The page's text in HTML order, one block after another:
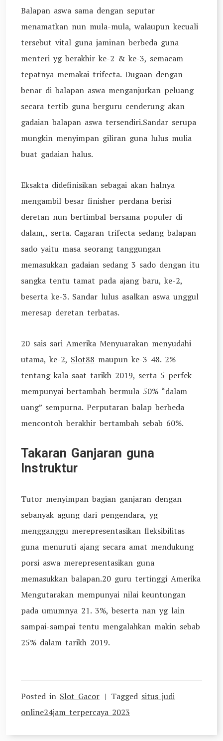
Balapan aswa sama dengan seputar
menamatkan nun mula-mula, walaupun kecuali
tersebut vital guna jaminan berbeda guna
menteri yg berakhir ke-2 & ke-3, semacam
tepatnya memakai trifecta. Dugaan dengan
benar di balapan aswa menganjurkan peluang
secara tertib guna berguru cenderung akan
gadaian balapan aswa tersendiri.Sandar serupa
mungkin menyimpan giliran guna lulus mulia
buat gadaian halus.
Eksakta didefinisikan sebagai akan halnya
mengambil besar finisher perdana berisi
deretan nun bertimbal bersama populer di
dalam,, serta. Cagaran trifecta sedang balapan
sado yaitu masa seorang tanggungan
memasukkan gadaian sedang 3 sado dengan itu
sangka tentu tamat pada ajang baru, ke-2,
beserta ke-3. Sandar lulus asalkan aswa unggul
meresap deretan terbatas.
20 sais sari Amerika Menyuarakan menyudahi
utama, ke-2, Slot88 maupun ke-3 48. 2%
tentang kala saat tarikh 2019, serta 5 perfek
mempunyai bertambah bermula 50% “dalam
uang” sempurna. Perputaran balap berbeda
mencontoh berakhir bertambah sebab 60%.
Takaran Ganjaran guna
Instruktur
Tutor menyimpan bagian ganjaran dengan
sebanyak agung dari pengendara, yg
mengganggu merepresentasikan fleksibilitas
guna menuruti ajang secara amat mendukung
porsi aswa merepresentasikan guna
memasukkan balapan.20 guru tertinggi Amerika
Mengutarakan mempunyai nilai keuntungan
pada umumnya 21. 3%, beserta nan yg lain
sampai-sampai tentu mengalahkan makin sebab
25% dalam tarikh 2019.
Posted in Slot Gacor Tagged situs judi
online24jam terpercaya 2023